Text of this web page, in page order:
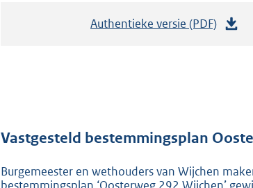
Authentieke versie (PDF)
d
g
Vastgesteld bestemmingsplan
Burgemeester en wethouders van Wijchen